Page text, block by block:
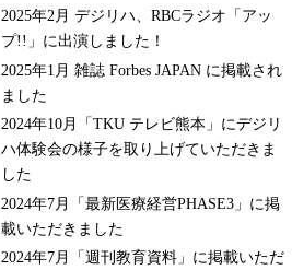
2025年2月 デジリハ、RBCラジオ「アッ
プ!!」に出演しました！
2025年1月 雑誌 Forbes JAPAN に掲載され
ました
2024年10月「TKU テレビ熊本」にデジリ
ハ体験会の様子を取り上げていただきま
した
2024年7月「最新医療経営PHASE3」に掲
載いただきました
2024年7月「週刊教育資料」に掲載いただ